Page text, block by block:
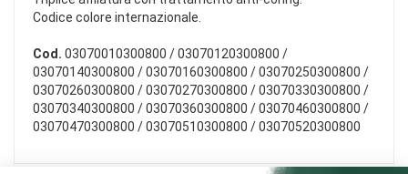
Codice colore internazionale.
Cod. 03070010300800 / 03070120300800 /
03070140300800 / 03070160300800 / 03070250300800 /
03070260300800 / 03070270300800 / 03070330300800 /
03070340300800 / 03070360300800 / 03070460300800 /
03070470300800 / 03070510300800 / 03070520300800